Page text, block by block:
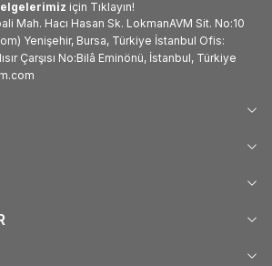
için Tıklayın!
Mah. Hacı Hasan Sk. LokmanAVM Sit. No:10
Yenişehir, Bursa, Türkiye İstanbul Ofis:
Çarşısı No:Bilâ Eminönü, İstanbul, Türkiye